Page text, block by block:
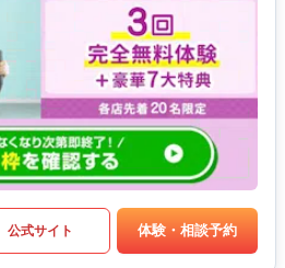
公式サイト 体験・相談予約